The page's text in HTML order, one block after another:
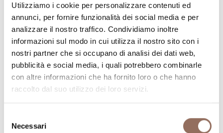
Utilizziamo i cookie per personalizzare contenuti ed
annunci, per fornire funzionalità dei social media e per
analizzare il nostro traffico. Condividiamo inoltre
informazioni sul modo in cui utilizza il nostro sito con i
nostri partner che si occupano di analisi dei dati web,
pubblicità e social media, i quali potrebbero combinarle
con altre informazioni che ha fornito loro o che hanno
raccolto dal suo utilizzo dei loro servizi.
delNecessari
Richiedi info sulle webcam